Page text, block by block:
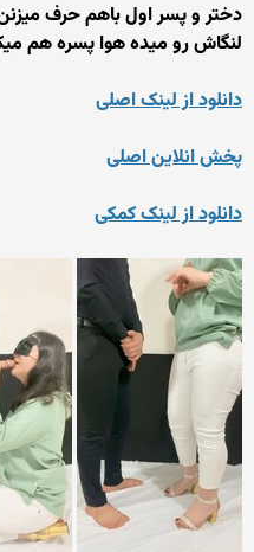
دختر و پسر اول باهم حرف
لنگاش رو میده هوا پسره هم
دانلود از لینک اصلی
پخش انلاین اصلی
دانلود از لینک کمکی